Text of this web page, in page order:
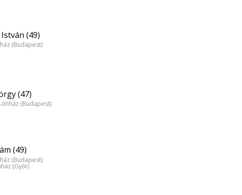
(49)
(Budapest)
(47)
(Budapest)
(49)
(Budapest)
(Győr)